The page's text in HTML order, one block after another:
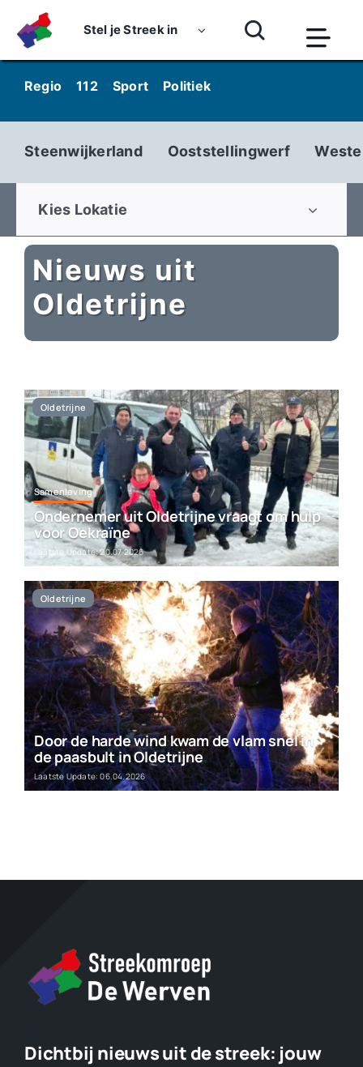
content
Stel je Streek in
Home
Nieuws
Dossiers
Podcasts
Luister
Kijk
Contact
Plaats je eigen nieuws
Regio 112 Sport Politiek
Steenwijkerland Ooststellingwerf
Kies Lokatie
Nieuws uit
Oldetrijne
Oldetrijne
Samenleving
Ondernemer uit Oldetrijne vraagt om hulp
voor Oekraïne
Laatste Update: 20.07.2026
Oldetrijne
Door de harde wind kwam de vlam snel in
de paasbult in Oldetrijne
Laatste Update: 06.04.2026
Dichtbij nieuws uit de streek: jouw